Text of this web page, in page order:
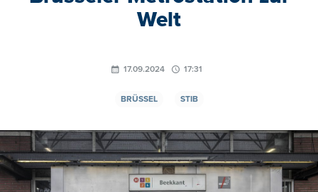
Welt
17.09.2024 17:31
BRÜSSEL STIB